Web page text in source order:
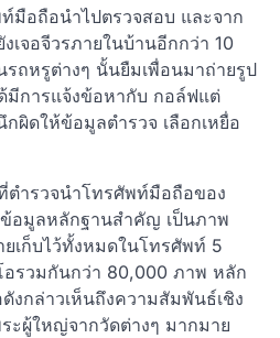
มือถือนำไปตรวจสอบ และจาก
เจอจีวรภายในบ้านอีกกว่า 10
รถหรูต่างๆ นั้นยืมเพื่อนมาถ่ายรูป
มีการแจ้งข้อหากับ กอล์ฟแต่
ผิดให้ข้อมูลตำรวจ เลือกเหยื่อ
ตำรวจนำโทรศัพท์มือถือของ
อมูลหลักฐานสำคัญ เป็นภาพ
เก็บไว้ทั้งหมดในโทรศัพท์ 5
อรวมกันกว่า 80,000 ภาพ หลัก
งกล่าวเห็นถึงความสัมพันธ์เชิง
ะผู้ใหญ่จากวัดต่างๆ มากมาย